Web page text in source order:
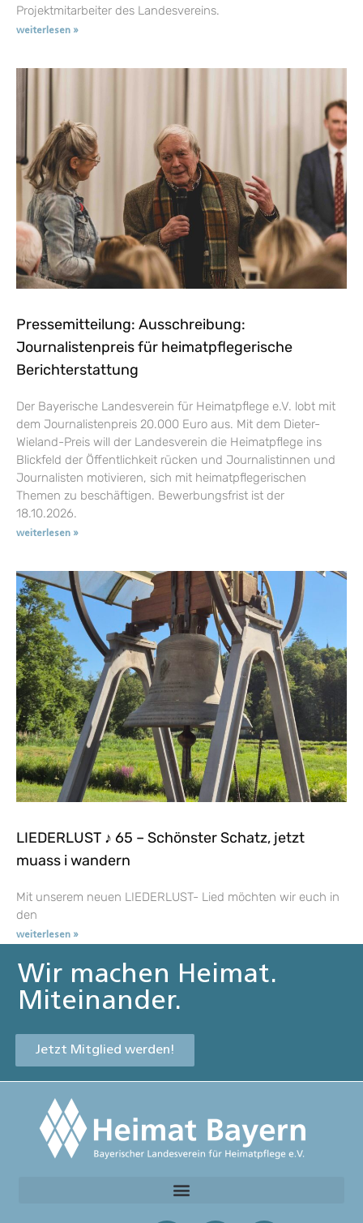
Projektmitarbeiter des Landesvereins.
weiterlesen »
Pressemitteilung: Ausschreibung:
Journalistenpreis für heimatpflegerische
Berichterstattung
Der Bayerische Landesverein für Heimatpflege e.V. lobt mit
dem Journalistenpreis 20.000 Euro aus. Mit dem Dieter-
Wieland-Preis will der Landesverein die Heimatpflege ins
Blickfeld der Öffentlichkeit rücken und Journalistinnen und
Journalisten motivieren, sich mit heimatpflegerischen
Themen zu beschäftigen. Bewerbungsfrist ist der
18.10.2026.
weiterlesen »
LIEDERLUST ♪ 65 – Schönster Schatz, jetzt
muass i wandern
Mit unserem neuen LIEDERLUST- Lied möchten wir euch in
den
weiterlesen »
Wir machen Heimat.
Miteinander.
Jetzt Mitglied werden!